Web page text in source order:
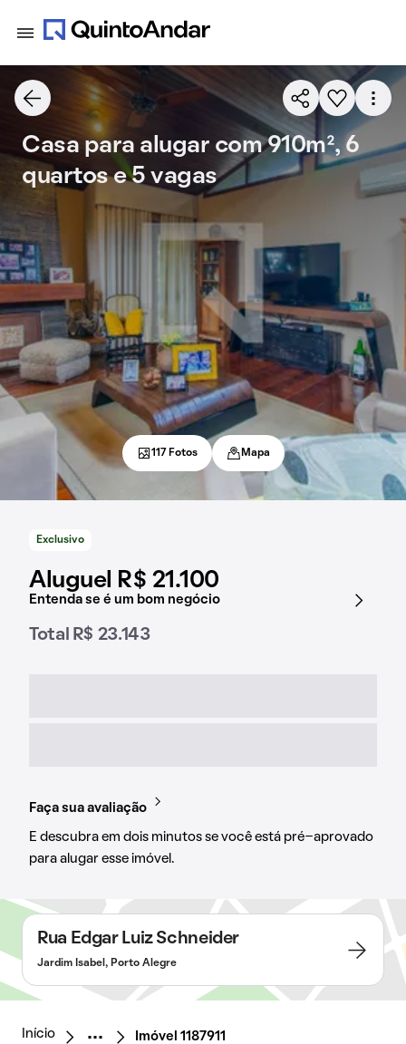
Exclusivo
Aluguel R$ 21.100
Entenda se é um bom negócio
Total R$ 23.143
Faça sua avaliação
E descubra em dois minutos se você está pré-aprovado
para alugar esse imóvel.
Casa para alugar com 910m², 6
quartos e 5 vagas
117 Fotos Mapa
Rua Edgar Luiz Schneider
Jardim Isabel, Porto Alegre
Início Imóvel 1187911